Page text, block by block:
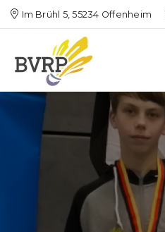
Im Brühl 5, 55234 Offenheim